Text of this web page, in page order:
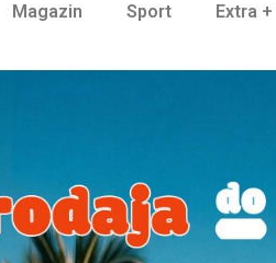
Magazin Sport Extra +